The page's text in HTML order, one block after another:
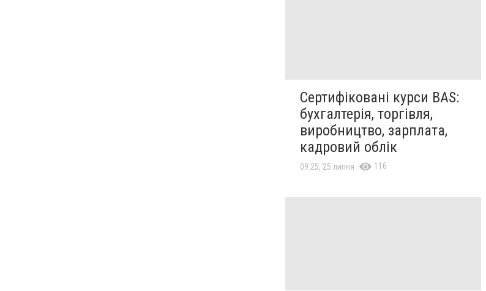
Сертифіковані курси BAS:
бухгалтерія, торгівля,
виробництво, зарплата,
кадровий облік
09:25, 25 липня 116